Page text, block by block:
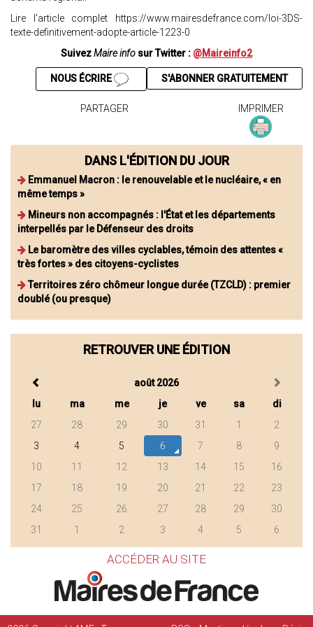
Lire l’article complet https://www.mairesdefrance.com/loi-3DS-
texte-definitivement-adopte-article-1223-0
SuivezMaire info sur Twitter : @Maireinfo2
S'ABONNER GRATUITEMENT
NOUS ÉCRIRE
PARTAGER IMPRIMER
DANS L'ÉDITION DU JOUR
Emmanuel Macron : le renouvelable et le nucléaire, « en
même temps »
Mineurs non accompagnés : l'État et les départements
interpellés par le Défenseur des droits
Le baromètre des villes cyclables, témoin des attentes «
très fortes » des citoyens-cyclistes
Territoires zéro chômeur longue durée (TZCLD) : premier
doublé (ou presque)
RETROUVER UNE ÉDITION
août 2026
lu
ma me je ve sa
di
27
28 29 30 31 1
2
3
4 5 6 7 8
9
10
11 12 13 14 15
16
17
18 19 20 21 22
23
24
25 26 27 28 29
30
31
1 2 3 4 5 6
ACCÉDER AU SITE